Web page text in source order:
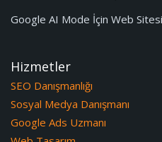
Google AI Mode İçin Web
Hizmetler
SEO Danışmanlığı
Sosyal Medya Danışmanı
Google Ads Uzmanı